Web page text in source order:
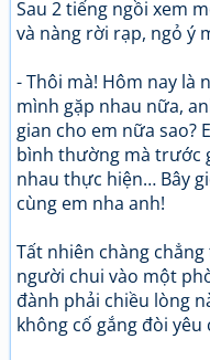
Sau 2 tiếng ngồi xem
và nàng rời rạp, ngỏ ý
- Thôi mà! Hôm nay là
mình gặp nhau nữa,
gian cho em nữa sao?
bình thường mà trước
nhau thực hiện… Bây
cùng em nha anh!
Tất nhiên chàng
người chui vào một
đành phải chiều lòng
không cố gắng đòi yêu